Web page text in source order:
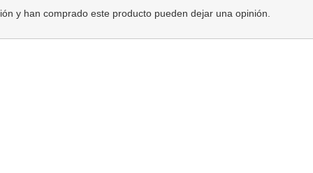
y han comprado este producto pueden dejar una opinión.